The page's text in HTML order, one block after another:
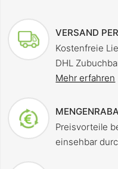
VERSAND
Kostenfreie
DHL
Mehr erfahren
Preisvorteile
einsehbar